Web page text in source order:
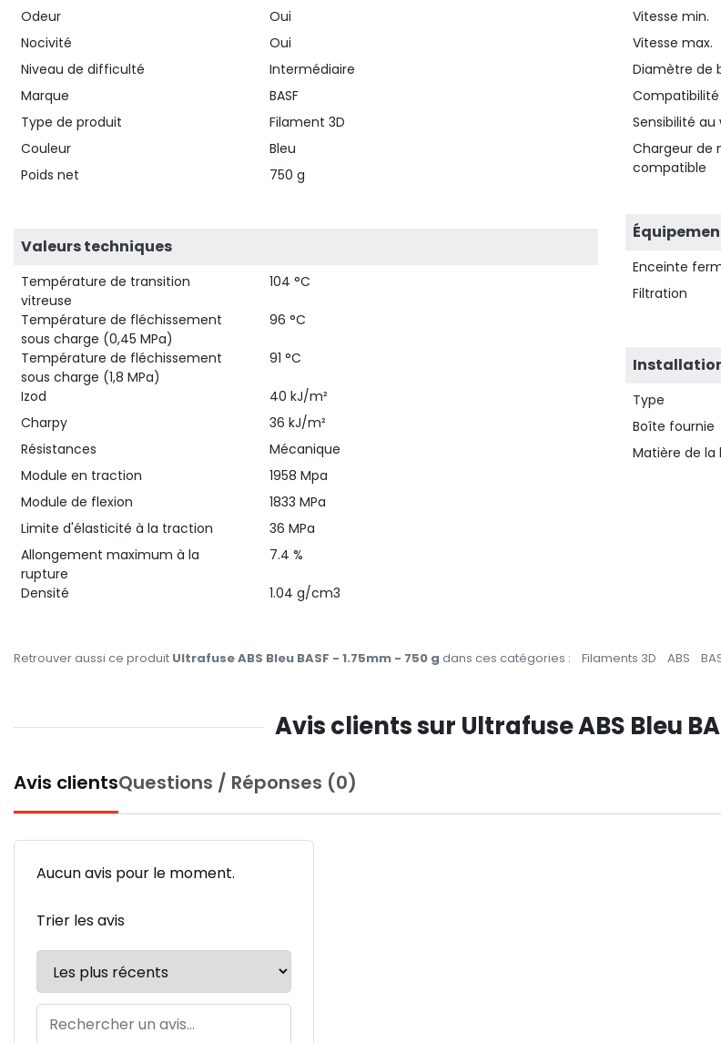
Odeur
Oui
Nocivité
Oui
Niveau de difficulté
Intermédiaire
Marque
BASF
Type de produit
Filament 3D
Couleur
Bleu
Poids net
750 g
Valeurs techniques
Température de transition
vitreuse
104 °C
Température de fléchissement
sous charge (0,45 MPa)
96 °C
Température de fléchissement
sous charge (1,8 MPa)
91 °C
Izod
40 kJ/m²
Charpy
36 kJ/m²
Résistances
Mécanique
Module en traction
1958 Mpa
Module de flexion
1833 MPa
Limite d'élasticité à la traction
36 MPa
Allongement maximum à la
rupture
7.4 %
Densité 1.04 g/cm3
Vitesse min.
Vitesse max.
Diamètre de
Sensibilité au
Chargeur de
compatible
Enceinte
Filtration
Type
Boîte fournie
Matière de la
Retrouver aussi ce produit Ultrafuse ABS Bleu BASF - 1.75mm - 750 g dans ces catégories : Filaments 3D ABS
Avis clients sur Ultrafuse ABS Bleu
Avis clientsQuestions / Réponses (0)
Aucun avis pour le moment.
Trier les avis